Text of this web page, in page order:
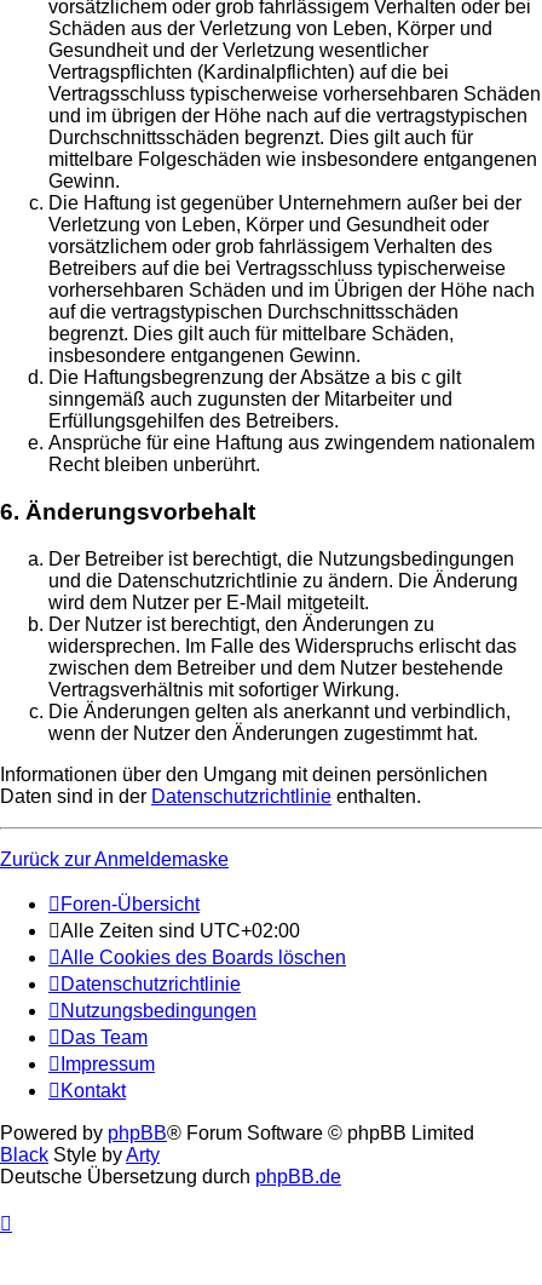
vorsätzlichem oder grob fahrlässigem Verhalten oder bei
Schäden aus der Verletzung von Leben, Körper und
Gesundheit und der Verletzung wesentlicher
Vertragspflichten (Kardinalpflichten) auf die bei
Vertragsschluss typischerweise vorhersehbaren Schäden
und im übrigen der Höhe nach auf die vertragstypischen
Durchschnittsschäden begrenzt. Dies gilt auch für
mittelbare Folgeschäden wie insbesondere entgangenen
Gewinn.
Die Haftung ist gegenüber Unternehmern außer bei der
Verletzung von Leben, Körper und Gesundheit oder
vorsätzlichem oder grob fahrlässigem Verhalten des
Betreibers auf die bei Vertragsschluss typischerweise
vorhersehbaren Schäden und im Übrigen der Höhe nach
auf die vertragstypischen Durchschnittsschäden
begrenzt. Dies gilt auch für mittelbare Schäden,
insbesondere entgangenen Gewinn.
Die Haftungsbegrenzung der Absätze a bis c gilt
sinngemäß auch zugunsten der Mitarbeiter und
Erfüllungsgehilfen des Betreibers.
Ansprüche für eine Haftung aus zwingendem nationalem
Recht bleiben unberührt.
6. Änderungsvorbehalt
Der Betreiber ist berechtigt, die Nutzungsbedingungen
und die Datenschutzrichtlinie zu ändern. Die Änderung
wird dem Nutzer per E-Mail mitgeteilt.
Der Nutzer ist berechtigt, den Änderungen zu
widersprechen. Im Falle des Widerspruchs erlischt das
zwischen dem Betreiber und dem Nutzer bestehende
Vertragsverhältnis mit sofortiger Wirkung.
Die Änderungen gelten als anerkannt und verbindlich,
wenn der Nutzer den Änderungen zugestimmt hat.
Informationen über den Umgang mit deinen persönlichen
Daten sind in der Datenschutzrichtlinie enthalten.
Zurück zur Anmeldemaske
Foren-Übersicht
Alle Zeiten sind UTC+02:00
Alle Cookies des Boards löschen
Datenschutzrichtlinie
Nutzungsbedingungen
Das Team
Impressum
Kontakt
Powered by phpBB® Forum Software © phpBB Limited
Black Style byArty
Deutsche Übersetzung durch phpBB.de